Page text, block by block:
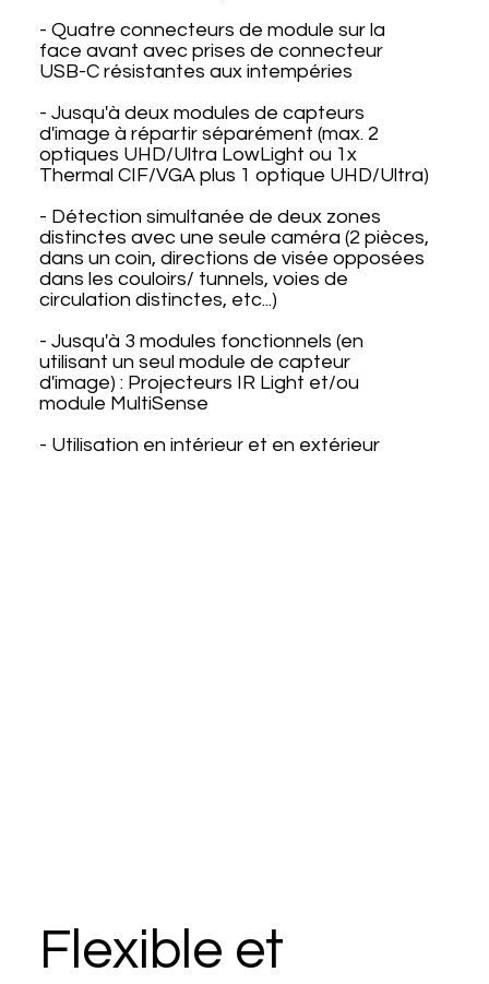
- Quatre connecteurs de module sur la
face avant avec prises de connecteur
USB-C résistantes aux intempéries
- Jusqu'à deux modules de capteurs
d'image à répartir séparément (max. 2
optiques UHD/Ultra LowLight ou 1x
Thermal CIF/VGA plus 1 optique UHD/Ultra)
- Détection simultanée de deux zones
distinctes avec une seule caméra (2 pièces,
dans un coin, directions de visée opposées
dans les couloirs/ tunnels, voies de
circulation distinctes, etc...)
- Jusqu'à 3 modules fonctionnels (en
utilisant un seul module de capteur
d'image) : Projecteurs IR Light et/ou
module MultiSense
- Utilisation en intérieur et en extérieur
Flexible et